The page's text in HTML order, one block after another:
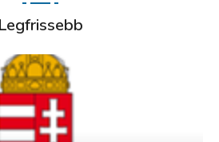
Legfrissebb